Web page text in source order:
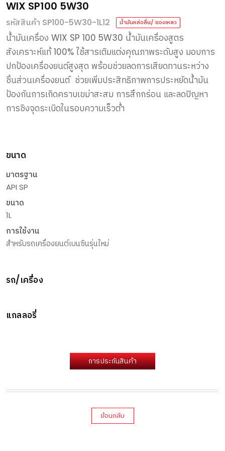
WIX SP100 5W30
รหัสสินค้า SP100-5W30-1L12 น้ำมันหล่อลื่น/ ของเหลว
น้ำมันเครื่อง WIX SP 100 5W30 น้ำมันเครื่องสูตร
สังเคราะห์แท้100% ใช้สารเติมแต่งคุณภาพระดับสูง มอบการ
ปกป้องเครื่องยนต์สูงสุด พร้อมช่วยลดการเสียดทานระหว่าง
ชิ้นส่วนเครื่องยนต์ ช่วยเพิ่มประสิทธิภาพการประหยัดน้ำมัน
ป้องกันการเกิดคราบเขม่าสะสม การสึกกร่อน และลดปัญหา
การชิงจุดระเบิดในรอบความเร็วต่ำ
ขนาด
มาตรฐาน
API SP
ขนาด
1L
การใช้งาน
สำหรับรถเครื่องยนต์เบนซินรุ่นใหม่
รถ/เครื่อง
แกลลอรี่
การประกันสินค้า
ย้อนกลับ